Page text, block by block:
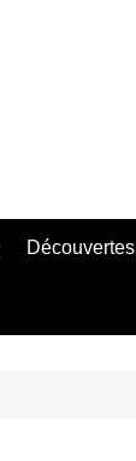
Découvertes